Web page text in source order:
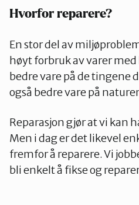
Hvorfor reparere?
En stor del av
høyt forbruk av varer med
bedre vare på de tingene
også bedre vare på
Reparasjon gjør at vi kan
Men i dag er det likevel
fremfor å reparere. Vi
bli enkelt å fikse og